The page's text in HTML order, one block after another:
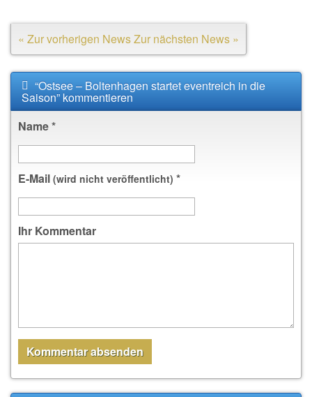
« Zur vorherigen NewsZur nächsten News »
“Ostsee – Boltenhagen startet eventreich in die
Saison” kommentieren
Name*
E-Mail (wird nicht veröffentlicht) *
Ihr Kommentar